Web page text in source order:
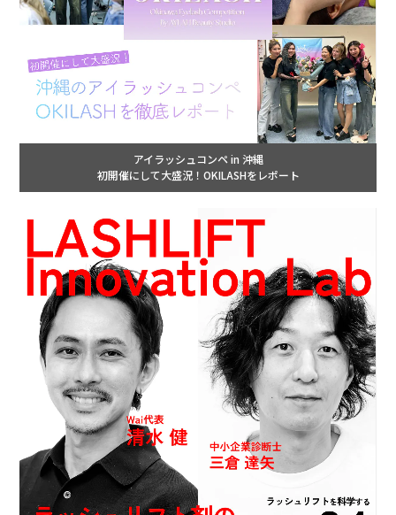
アイラッシュコンペ in 沖縄
初開催にして大盛況！OKILASHをレポート